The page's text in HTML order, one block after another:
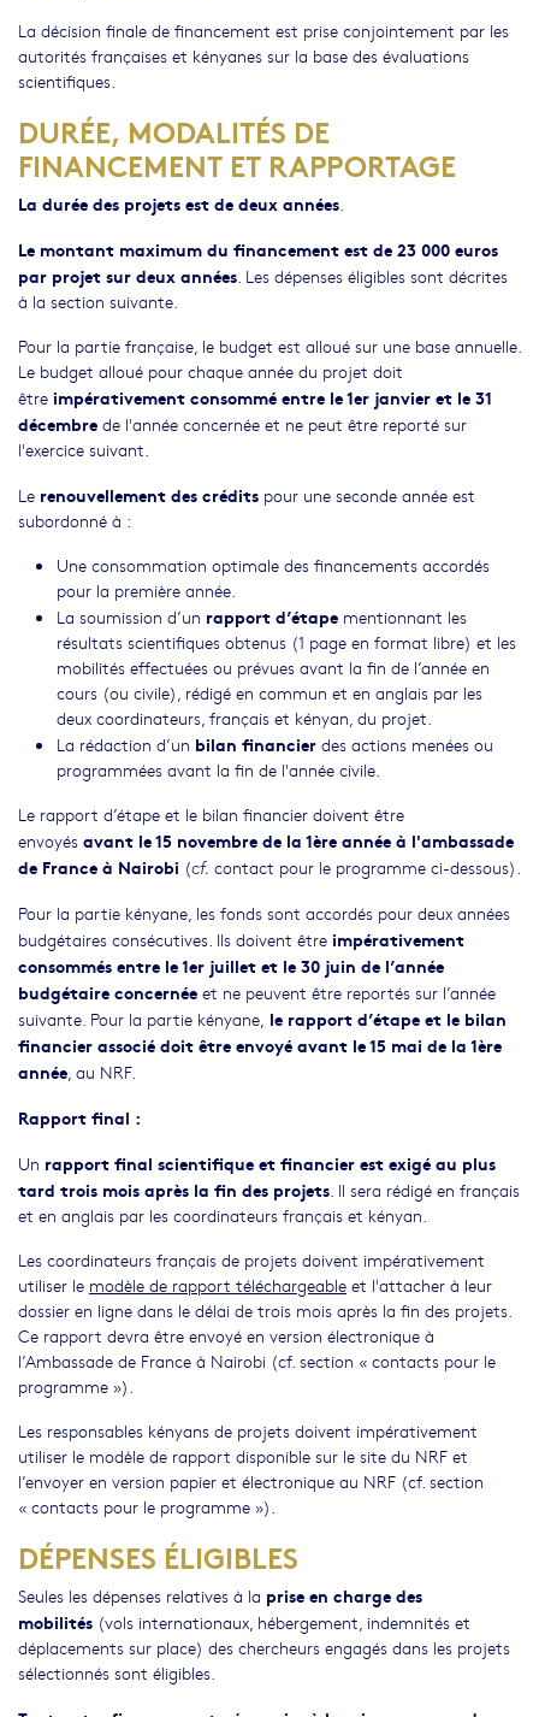
La décision finale de financement est prise conjointement par les
autorités françaises et kényanes sur la base des évaluations
scientifiques.
DURÉE, MODALITÉS DE
FINANCEMENT ET RAPPORTAGE
La durée des projets est de deux années.
Le montant maximum du financement est de 23 000 euros
par projet sur deux années. Les dépenses éligibles sont décrites
à la section suivante.
Pour la partie française, le budget est alloué sur une base annuelle.
Le budget alloué pour chaque année du projet doit
être impérativement consommé entre le 1er janvier et le 31
décembre de l'année concernée et ne peut être reporté sur
l'exercice suivant.
Le renouvellementdes crédits pour une seconde année est
subordonné à :
Une consommation optimale des financements accordés
pour la première année.
La soumission d’un rapport d’étape mentionnant les
résultats scientifiques obtenus (1 page en format libre) et les
mobilités effectuées ou prévues avant la fin de l’année en
cours (ou civile), rédigé en commun et en anglais par les
deux coordinateurs, français et kényan, du projet.
La rédaction d’un bilan financier des actions menées ou
programmées avant la fin de l'année civile.
Le rapport d’étape et le bilan financier doivent être
envoyés avant le 15 novembrede la 1ère année à l'ambassade
de France à Nairobi (cf. contact pour le programme ci-dessous).
Pour la partie kényane, les fonds sont accordés pour deux années
budgétaires consécutives. Ils doivent être impérativement
consommés entre le 1er juillet et le 30 juin de l’année
budgétaire concernée et ne peuvent être reportés sur l’année
suivante. Pour la partie kényane, le rapport d’étape et le bilan
financier associé doit être envoyé avant le 15 mai de la 1ère
année, au NRF.
Rapport final :
Un rapport final scientifique et financier est exigé au plus
tard trois mois après la fin des projets. Il sera rédigé en français
et en anglais par les coordinateurs français et kényan.
Les coordinateurs français de projets doivent impérativement
utiliser le modèle de rapport téléchargeable et l'attacher à leur
dossier en ligne dans le délai de trois mois après la fin des projets.
Ce rapport devra être envoyé en version électronique à
l’Ambassade de France à Nairobi (cf. section « contacts pour le
programme »).
Les responsables kényans de projets doivent impérativement
utiliser le modèle de rapport disponible sur le site du NRF et
l’envoyer en version papier et électronique au NRF (cf. section
« contacts pour le programme »).
DÉPENSES ÉLIGIBLES
Seules les dépenses relatives à la prise en charge des
mobilités (vols internationaux, hébergement, indemnités et
déplacements sur place) des chercheurs engagés dans les projets
sélectionnés sont éligibles.